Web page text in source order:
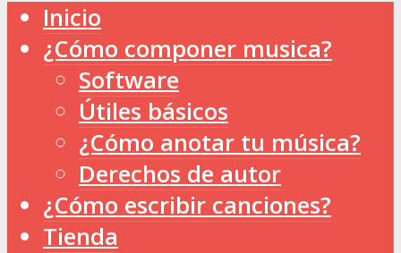
Inicio
¿Cómo componer musica?
Software
Útiles básicos
¿Cómo anotar tu música?
Derechos de autor
¿Cómo escribir canciones?
Tienda